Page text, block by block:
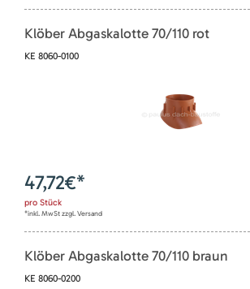
Klöber Abgaskalotte 70/110 rot
KE 8060-0100
47,72€*
pro Stück
*inkl. MwSt zzgl. Versand
Klöber Abgaskalotte 70/110 braun
KE 8060-0200